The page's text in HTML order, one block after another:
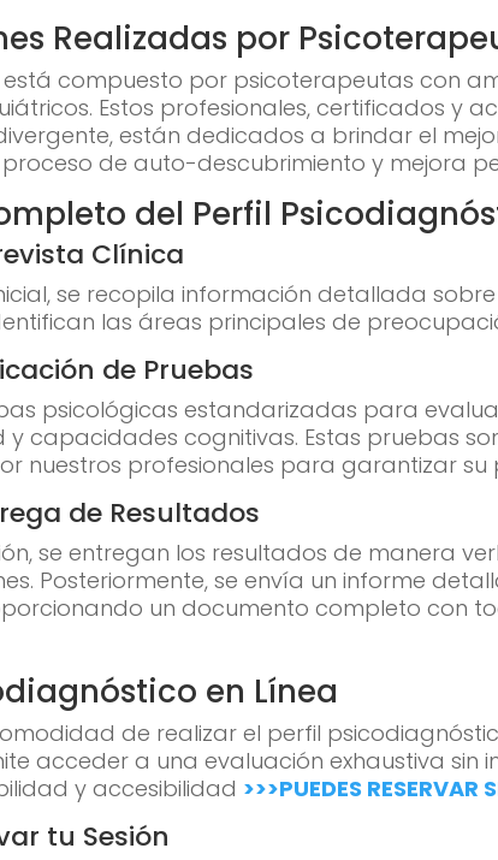
Realizadas por
compuesto por psicoterapeutas con
Estos profesionales, certificados y
están dedicados a brindar el
de auto-descubrimiento y mejora
del Perfil
Clínica
se recopila información detallada
las áreas principales de
de Pruebas
psicológicas estandarizadas para
y capacidades cognitivas. Estas pruebas
nuestros profesionales para garantizar su
de Resultados
se entregan los resultados de manera
Posteriormente, se envía un informe
un documento completo con
en Línea
de realizar el perfil
acceder a una evaluación exhaustiva sin
y accesibilidad >>>PUEDES
tu Sesión